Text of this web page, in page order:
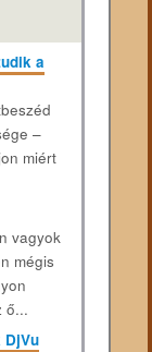
a
–
miért
vagyok
mégis
ő...
DjVu